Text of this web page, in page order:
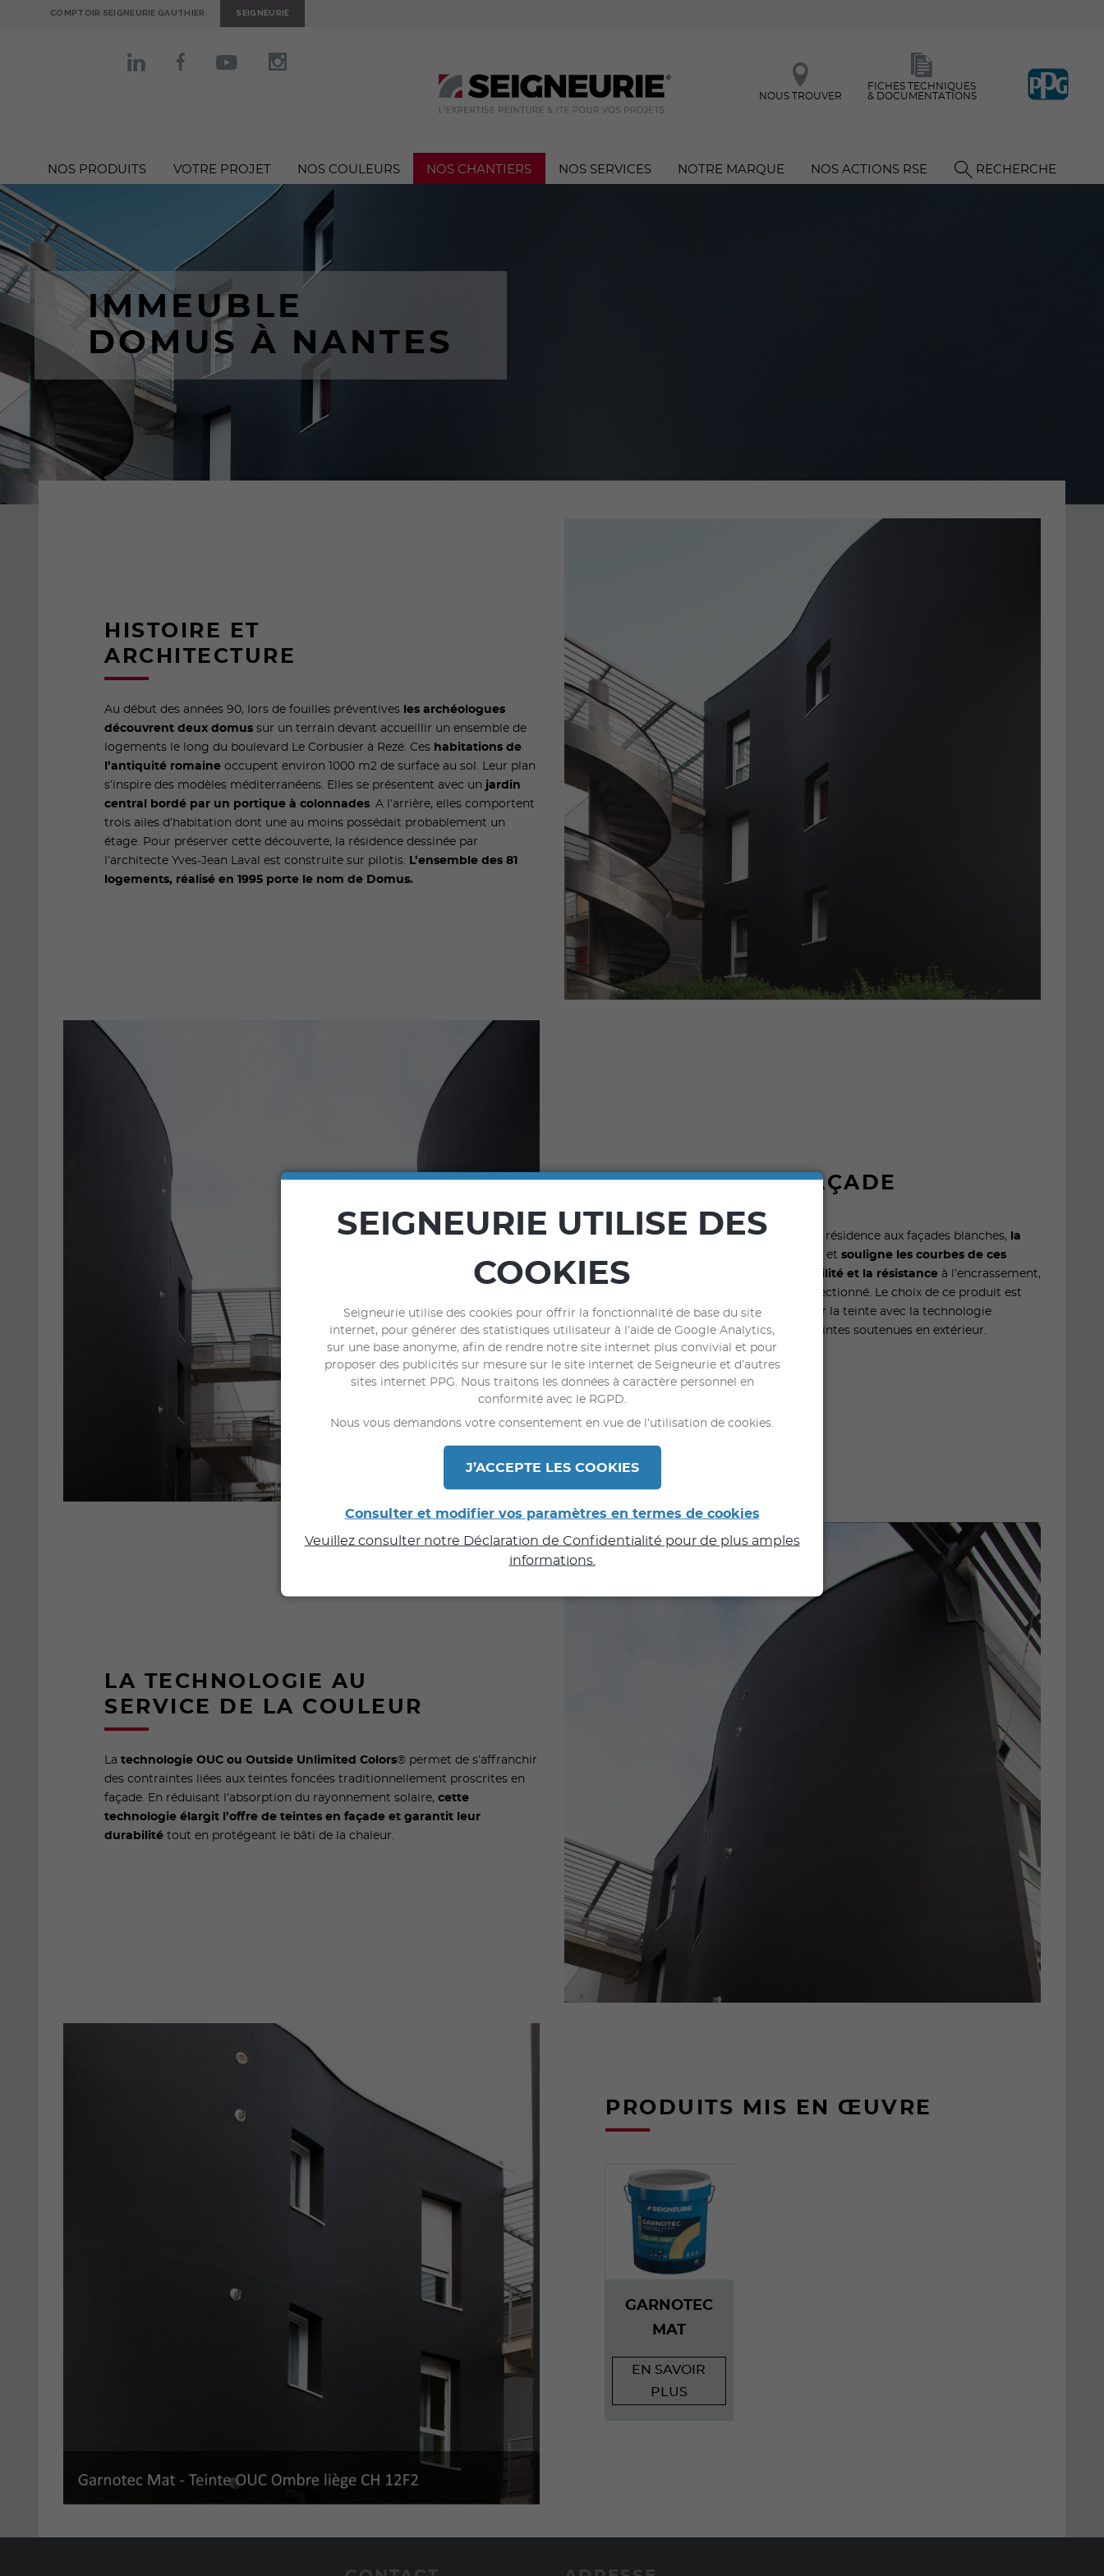
COMPTOIR SEIGNEURIE GAUTHIER SEIGNEURIE
NOUS TROUVER
FICHES TECHNIQUES
& DOCUMENTATIONS
NOS PRODUITS VOTRE PROJET NOS COULEURS NOS CHANTIERS NOS SERVICES NOTRE MARQUE NOS ACTIONS RSE RECHERCHE
IMMEUBLE
DOMUS À NANTES
HISTOIRE ET
ARCHITECTURE
Au début des années 90, lors de fouilles préventives les archéologues
découvrent deux domus sur un terrain devant accueillir un ensemble de
logements le long du boulevard Le Corbusier à Rezé. Ces habitations de
l’antiquité romaine occupent environ 1000 m2 de surface au sol. Leur plan
s’inspire des modèles méditerranéens. Elles se présentent avec un jardin
central bordé par un portique à colonnades. A l’arrière, elles comportent
trois ailes d’habitation dont une au moins possédait probablement un
étage. Pour préserver cette découverte, la résidence dessinée par
l’architecte Yves-Jean Laval est construite sur pilotis. L’ensemble des 81
logements, réalisé en 1995 porte le nom de Domus.
VALORISER LA FAÇADE
Pour rehausser l’architecture de cette résidence aux façades blanches,
la
créé une rupture et souligne les courbes de ces
bâtiments
garantir la durabilité et la résistance à l’encrassement,
a été sélectionné. Le choix de ce produit est
également lié à la nécessité de réaliser la teinte avec la technologie
exclusive OUC qui rend possible les teintes soutenues en extérieur.
LA TECHNOLOGIE AU
SERVICE DE LA COULEUR
La technologie OUC ou Outside Unlimited Colors® permet de s’affranchir
des contraintes liées aux teintes foncées traditionnellement proscrites en
façade. En réduisant l’absorption du rayonnement solaire, cette
technologie élargit l’offre de teintes en façade et garantit leur
durabilité tout en protégeant le bâti de la chaleur.
PRODUITS MIS EN ŒUVRE
GARNOTEC
MAT
EN SAVOIR
PLUS
SEIGNEURIE UTILISE DES
COOKIES
Seigneurie utilise des cookies pour offrir la fonctionnalité de base du site
internet, pour générer des statistiques utilisateur à l’aide de Google Analytics,
sur une base anonyme, afin de rendre notre site internet plus convivial et pour
proposer des publicités sur mesure sur le site internet de Seigneurie et d’autres
sites internet PPG. Nous traitons les données à caractère personnel en
conformité avec le RGPD.
Nous vous demandons votre consentement en vue de l’utilisation de cookies.
J’ACCEPTE LES COOKIES
Consulter et modifier vos paramètres en termes de cookies
Veuillez consulter notre Déclaration de Confidentialité pour de plus amples
informations.